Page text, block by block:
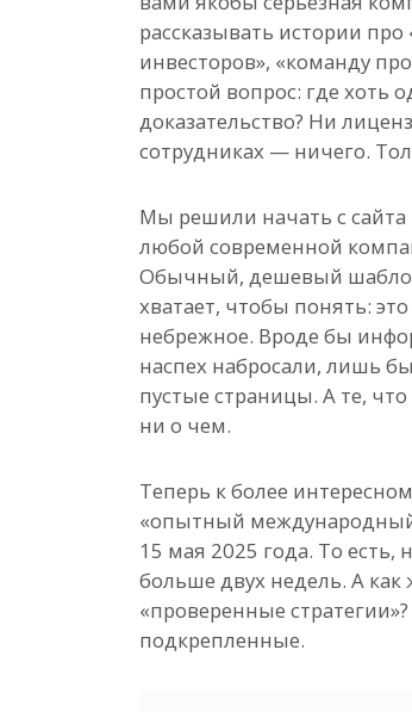
рассказывать истории
инвесторов», «команду
простой вопрос: где хоть
доказательство? Ни
сотрудниках — ничего.
Мы решили начать с
любой современной
Обычный, дешевый
хватает, чтобы понять:
небрежное. Вроде бы
наспех набросали, лишь
пустые страницы. А те,
ни о чем.
Теперь к более
«опытный международный
15 мая 2025 года. То есть,
больше двух недель. А как
«проверенные
подкрепленные.